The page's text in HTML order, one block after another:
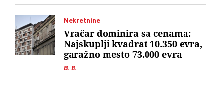
Nekretnine
B. B.
Vračar dominira sa cenama:
Najskuplji kvadrat 10.350 evra,
garažno mesto 73.000 evra